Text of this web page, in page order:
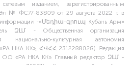
изданием, зарегистрированным
№ ФС77-83809 от 29 августа 2022 г. в
информации -«Մեդիա-գրուպ Кубань Арм»
ԶԼՄ - Общественная организация
национально-культурная автономия
НКА КК», ՀՎՀՀ 2312288028). Редакция
«РА НКА КК». Главный редактор ԶԼՄ -